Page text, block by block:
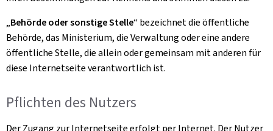
„Behörde oder sonstige Stelle“ bezeichnet die öffentliche
Behörde, das Ministerium, die Verwaltung oder eine andere
öffentliche Stelle, die allein oder gemeinsam mit anderen für
diese Internetseite verantwortlich ist.
Pflichten des Nutzers
Der Zugang zur Internetseite erfolgt per Internet. Der Nutzer